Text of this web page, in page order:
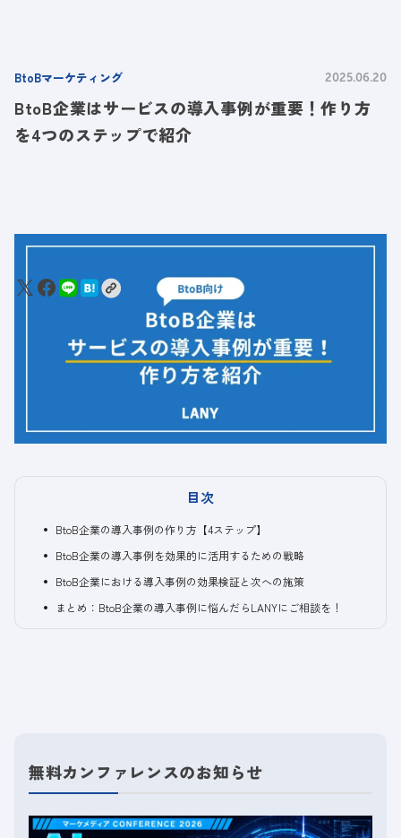
BtoBマーケティング 2025.06.20
BtoB企業はサービスの導入事例が重要！作り方
を4つのステップで紹介
目次
BtoB企業の導入事例の作り方【4ステップ】
BtoB企業の導入事例を効果的に活用するための戦略
BtoB企業における導入事例の効果検証と次への施策
まとめ：BtoB企業の導入事例に悩んだらLANYにご相談を！
無料カンファレンスのお知らせ